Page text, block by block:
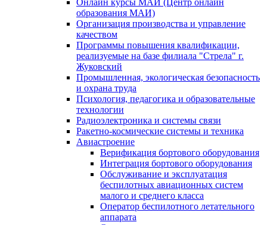
образования МАИ)
Организация производства и управление
качеством
Программы повышения квалификации,
реализуемые на базе филиала "Стрела" г.
Жуковский
Промышленная, экологическая безопасность
и охрана труда
Психология, педагогика и образовательные
технологии
Радиоэлектроника и системы связи
Ракетно-космические системы и техника
Авиастроение
Верификация бортового оборудования
Интеграция бортового оборудования
Обслуживание и эксплуатация
беспилотных авиационных систем
малого и среднего класса
Оператор беспилотного летательного
аппарата